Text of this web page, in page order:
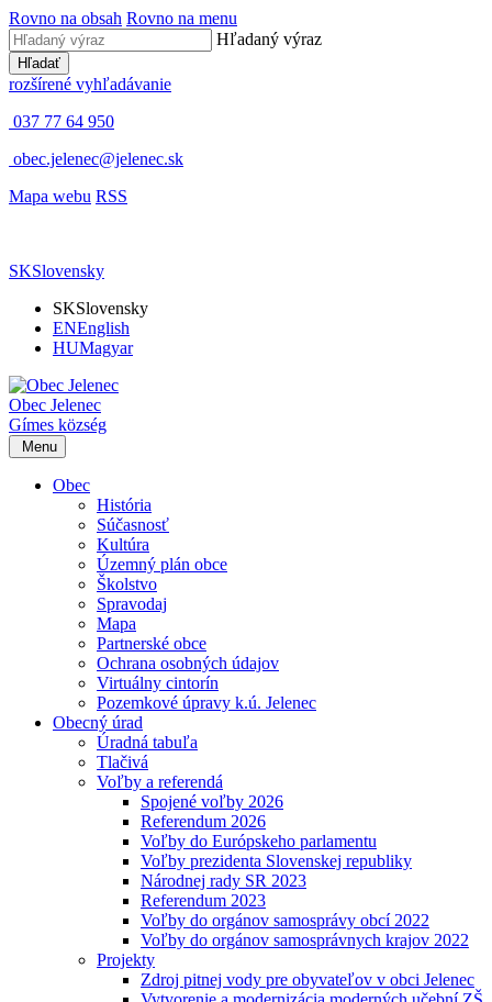
Rovno na obsah Rovno na menu
Hľadaný výraz
Hľadať
rozšírené vyhľadávanie
037 77 64 950
obec.jelenec@jelenec.sk
Mapa webu RSS
SKSlovensky
SKSlovensky
ENEnglish
HUMagyar
Obec Jelenec
Gímes község
Menu
Obec
História
Súčasnosť
Kultúra
Územný plán obce
Školstvo
Spravodaj
Mapa
Partnerské obce
Ochrana osobných údajov
Virtuálny cintorín
Pozemkové úpravy k.ú. Jelenec
Obecný úrad
Úradná tabuľa
Tlačivá
Voľby a referendá
Spojené voľby 2026
Referendum 2026
Voľby do Európskeho parlamentu
Voľby prezidenta Slovenskej republiky
Národnej rady SR 2023
Referendum 2023
Voľby do orgánov samosprávy obcí 2022
Voľby do orgánov samosprávnych krajov 2022
Projekty
Zdroj pitnej vody pre obyvateľov v obci Jelenec